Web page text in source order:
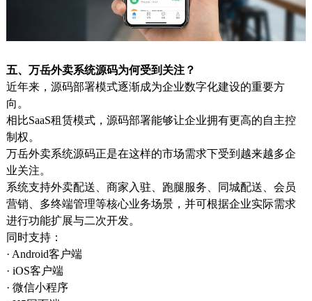
五、万岳外卖系统源码为何受到关注？
近年来，源码部署模式逐渐成为企业数字化建设的重要方
向。
相比SaaS租赁模式，源码部署能够让企业拥有更高的自主控
制权。
万岳外卖系统源码正是在这样的市场需求下受到越来越多企
业关注。
系统支持外卖配送、商家入驻、跑腿服务、同城配送、会员
营销、多终端管理等核心业务场景，并可根据企业实际需求
进行功能扩展与二次开发。
同时支持：
· Android客户端
· iOS客户端
· 微信小程序